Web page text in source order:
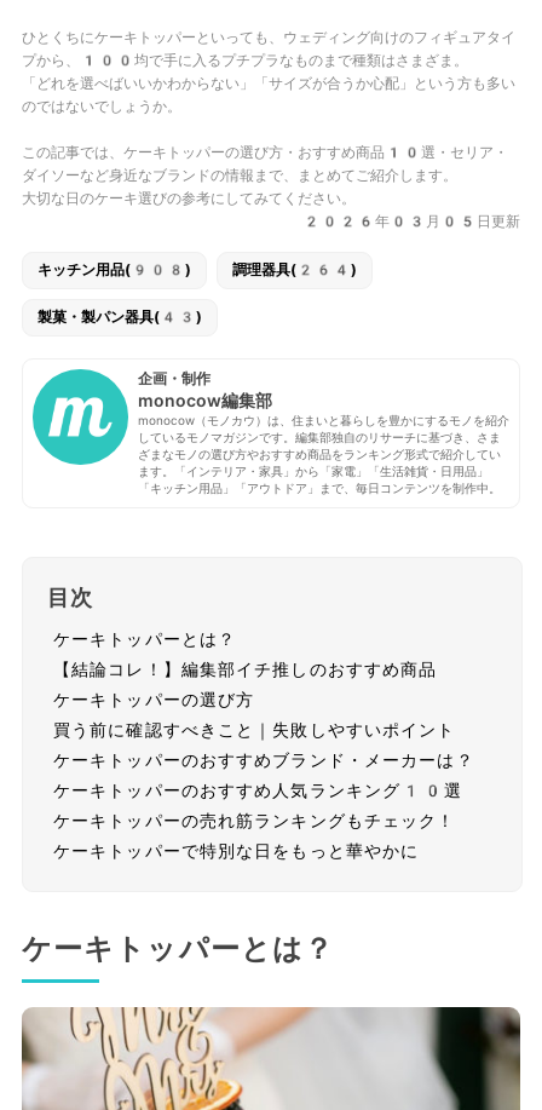
ひとくちにケーキトッパーといっても、ウェディング向けのフィギュアタイ
プから、100均で手に入るプチプラなものまで種類はさまざま。
「どれを選べばいいかわからない」「サイズが合うか心配」という方も多い
のではないでしょうか。
この記事では、 ケーキトッパーの選び方・おすすめ商品10選・セリア・
ダイソーなど身近なブランドの情報 まで、まとめてご紹介します。
大切な日のケーキ選びの参考にしてみてください。
2026年03月05日更新
キッチン用品(908) 調理器具(264)
製菓・製パン器具(43)
企画・制作
monocow編集部
monocow（モノカウ）は、住まいと暮らしを豊かにするモノを紹介
しているモノマガジンです。編集部独自のリサーチに基づき、さま
ざまなモノの選び方やおすすめ商品をランキング形式で紹介してい
ます。「インテリア・家具」から「家電」「生活雑貨・日用品」
「キッチン用品」「アウトドア」まで、毎日コンテンツを制作中。
目次
ケーキトッパーとは？
【結論コレ！】編集部イチ推しのおすすめ商品
ケーキトッパーの選び方
買う前に確認すべきこと｜失敗しやすいポイント
ケーキトッパーのおすすめブランド・メーカーは？
ケーキトッパーのおすすめ人気ランキング10選
ケーキトッパーの売れ筋ランキングもチェック！
ケーキトッパーで特別な日をもっと華やかに
ケーキトッパーとは？